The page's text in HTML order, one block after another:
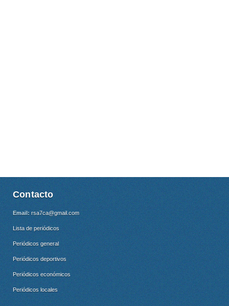
Contacto
Email: rsa7ca@gmail.com
Lista de periódicos
Periódicos general
Periódicos deportivos
Periódicos económicos
Periódicos locales